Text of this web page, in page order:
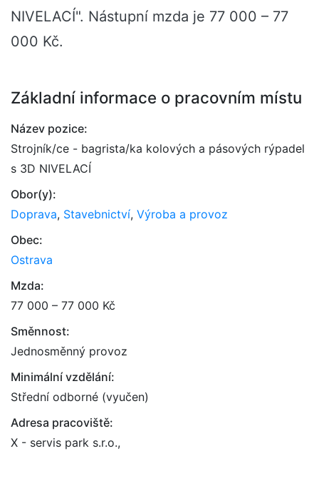
NIVELACÍ". Nástupní mzda je 77 000 – 77
000 Kč.
Základní informace o pracovním místu
Název pozice:
Strojník/ce - bagrista/ka kolových a pásových rýpadel
s 3D NIVELACÍ
Obor(y):
Doprava, Stavebnictví, Výroba a provoz
Obec:
Ostrava
Mzda:
77 000 – 77 000 Kč
Směnnost:
Jednosměnný provoz
Minimální vzdělání:
Střední odborné (vyučen)
Adresa pracoviště:
X - servis park s.r.o.,